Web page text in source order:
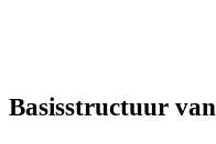
Basisstructuur